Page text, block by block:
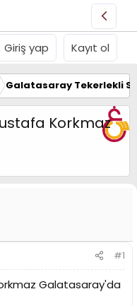
Giriş yap Kayıt ol
Galatasaray Tekerlekli
Korkmaz
#1
Galatasaray'da